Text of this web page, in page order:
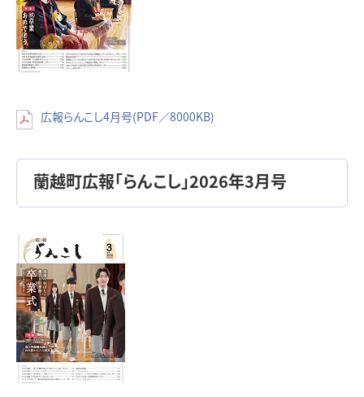
広報らんこし4月号(PDF／8000KB)
蘭越町広報「らんこし」2026年3月号